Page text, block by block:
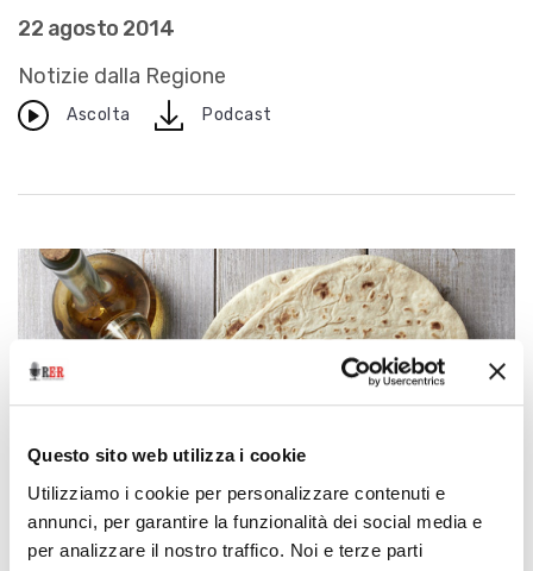
Questo sito web utilizza i cookie
Utilizziamo i cookie per personalizzare contenuti e
annunci, per garantire la funzionalità dei social media e
per analizzare il nostro traffico. Noi e terze parti
22 agosto 2014
Notizie dalla Regione
Ascolta downloadPodcast